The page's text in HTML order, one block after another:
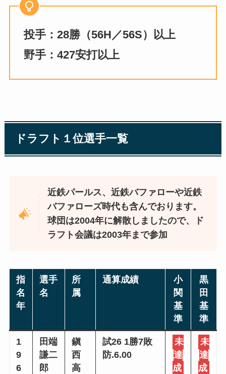
投手：28勝（56H／56S）以上
野手：427安打以上
ドラフト１位選手一覧
近鉄パールス、近鉄バファローや近鉄
バファローズ時代も含んでおります。
球団は2004年に解散しましたので、ド
ラフト会議は2003年まで参加
指
名
年
選手
名
所
属
通算成績
小
関
基
準
黒
田
基
準
1
9
6
田端
謙二
郎
鎭
西
高
試26 1勝7敗
防.6.00
未
達
成
未
達
成